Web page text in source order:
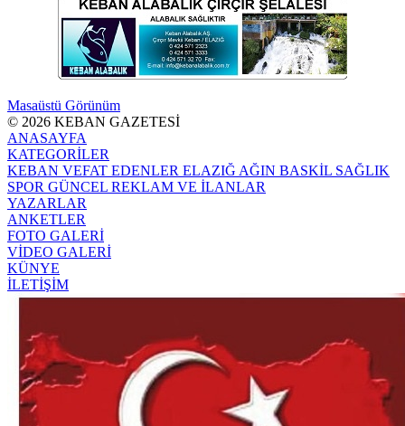
Masaüstü Görünüm
© 2026 KEBAN GAZETESİ
ANASAYFA
KATEGORİLER
KEBAN VEFAT EDENLER ELAZIĞ AĞIN BASKİL SAĞLIK
SPOR GÜNCEL REKLAM VE İLANLAR
YAZARLAR
ANKETLER
FOTO GALERİ
VİDEO GALERİ
KÜNYE
İLETİŞİM